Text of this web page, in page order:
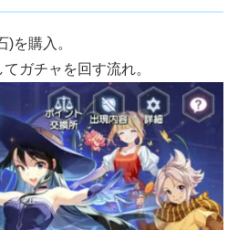
を購入。
ガチャを回す流れ。